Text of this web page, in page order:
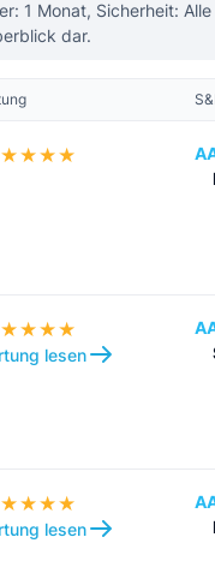
1 Monat, Sicherheit:
dar.
lesen
lesen